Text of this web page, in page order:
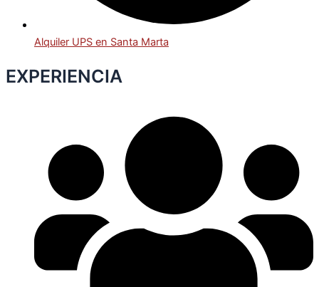
Alquiler UPS en Santa Marta
EXPERIENCIA